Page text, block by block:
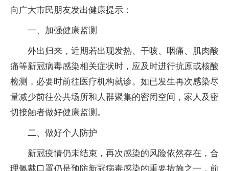
向广大市民朋友发出健康提示：
一、加强健康监测
外出归来，近期若出现发热、干咳、咽痛、肌肉酸
痛等新冠病毒感染相关症状时，应及时进行抗原或核酸
检测，必要时前往医疗机构就诊。如已发生再次感染尽
量减少前往公共场所和人群聚集的密闭空间，家人及密
切接触者做好健康监测。
二、做好个人防护
新冠疫情仍未结束，再次感染的风险依然存在，合
理佩戴口罩仍是预防新冠病毒感染的重要措施之一，前